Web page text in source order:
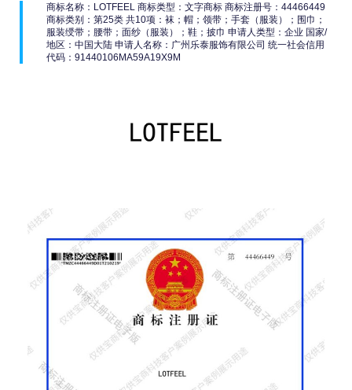
商标名称：LOTFEEL 商标类型：文字商标 商标注册号：44466449
商标类别：第25类 共10项：袜；帽；领带；手套（服装）；围巾；
服装绶带；腰带；面纱（服装）；鞋；披巾 申请人类型：企业 国家/
地区：中国大陆 申请人名称：广州乐泰服饰有限公司 统一社会信用
代码：91440106MA59A19X9M